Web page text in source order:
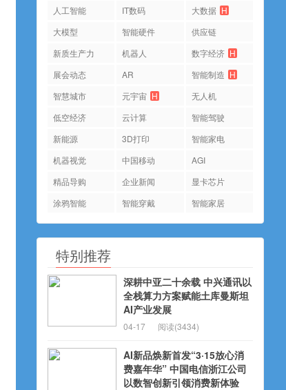
人工智能 IT数码 大数据 H
大模型
智能硬件
供应链
新质生产力
机器人 数字经济 H
展会动态
AR 智能制造 H
智慧城市
元宇宙 H
无人机
低空经济
云计算
智能驾驶
新能源
3D打印
智能家电
机器视觉
中国移动
AGI
精品导购
企业新闻
显卡芯片
涂鸦智能
智能穿戴 智能家居
特别推荐
深耕中亚二十余载 中兴通讯以
全栈算力方案赋能土库曼斯坦
AI产业发展
04-17 阅读(3434)
AI新品焕新首发“3·15放心消
费嘉年华” 中国电信浙江公司
以数智创新引领消费新体验